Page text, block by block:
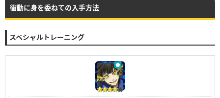
衝動に身を委ねての入手方法
スペシャルトレーニング